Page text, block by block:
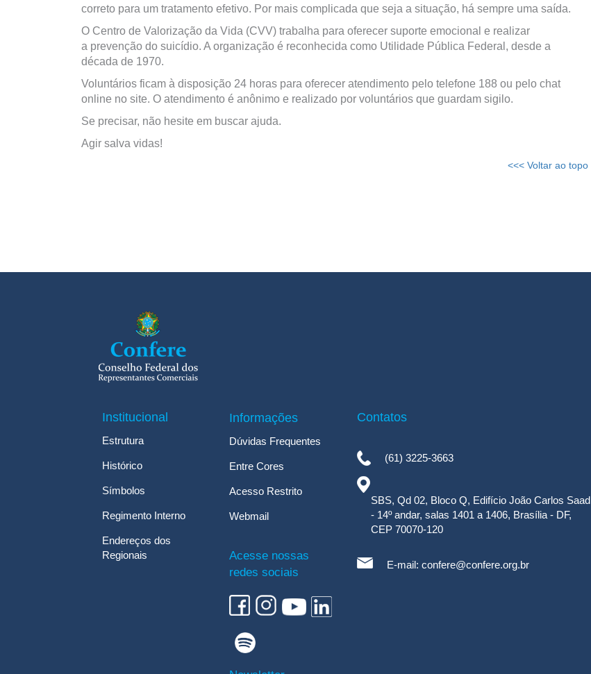
correto para um tratamento efetivo. Por mais complicada que seja a situação, há sempre uma saída.
O Centro de Valorização da Vida (CVV) trabalha para oferecer suporte emocional e realizar
a prevenção do suicídio. A organização é reconhecida como Utilidade Pública Federal, desde a
década de 1970.
Voluntários ficam à disposição 24 horas para oferecer atendimento pelo telefone 188 ou pelo chat
online no site. O atendimento é anônimo e realizado por voluntários que guardam sigilo.
Se precisar, não hesite em buscar ajuda.
Agir salva vidas!
<<< Voltar ao topo
Institucional
Estrutura
Histórico
Símbolos
Regimento Interno
Endereços dos
Regionais
Informações
Dúvidas Frequentes
Entre Cores
Acesso Restrito
Webmail
Acesse nossas
redes sociais
Contatos
(61) 3225-3663
SBS, Qd 02, Bloco Q, Edifício João Carlos Saad
- 14º andar, salas 1401 a 1406, Brasília - DF,
CEP 70070-120
E-mail: confere@confere.org.br